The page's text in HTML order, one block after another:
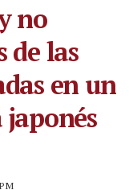
no
de las
en un
japonés